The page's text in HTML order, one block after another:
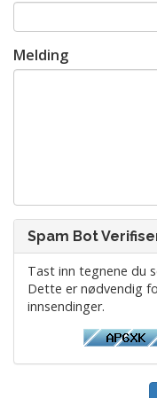
Melding
Spam Bot
Tast inn tegnene du
Dette er nødvendig
innsendinger.